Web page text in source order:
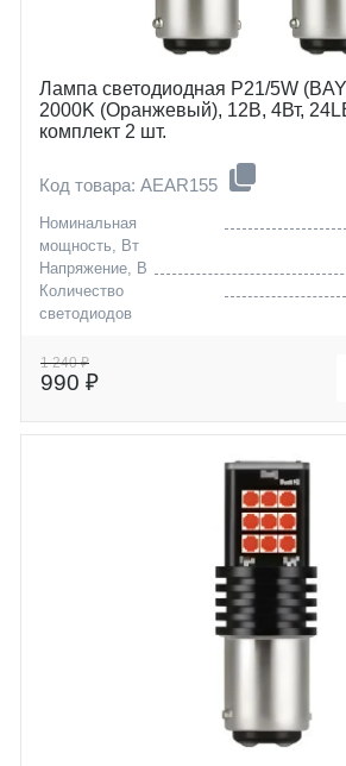
Лампа светодиодная P21/5W
2000K (Оранжевый), 12В, 4Вт,
комплект 2 шт.
Код товара: AEAR155
Номинальная
мощность, Вт
Напряжение, В
Количество
светодиодов
1 240 ₽
990 ₽